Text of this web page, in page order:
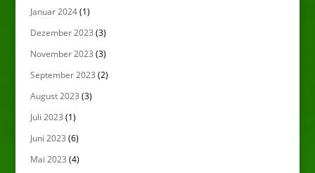
Januar 2024(1)
Dezember 2023 (3)
November 2023 (3)
September 2023 (2)
August 2023 (3)
Juli 2023 (1)
Juni 2023 (6)
Mai 2023 (4)